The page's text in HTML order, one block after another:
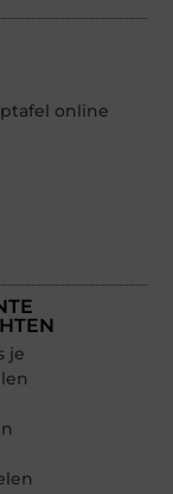
online
je